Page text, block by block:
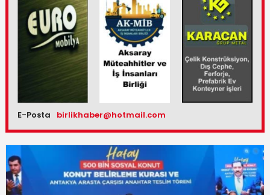
E-Posta birlikhaber@hotmail.com